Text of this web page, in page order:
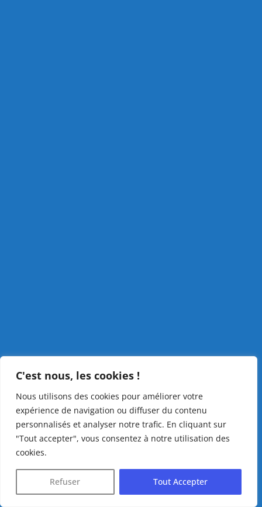
C'est nous, les cookies !
Nous utilisons des cookies pour améliorer votre
expérience de navigation ou diffuser du contenu
personnalisés et analyser notre trafic. En cliquant sur
"Tout accepter", vous consentez à notre utilisation des
cookies.
Refuser Tout Accepter